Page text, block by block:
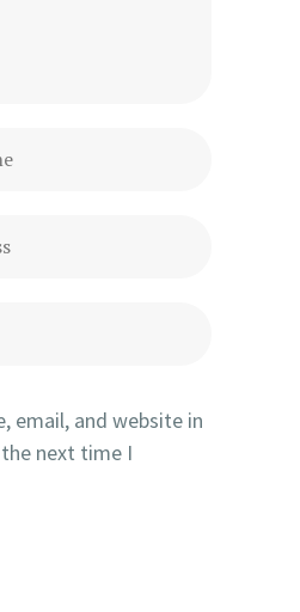
email, and website in
next time I